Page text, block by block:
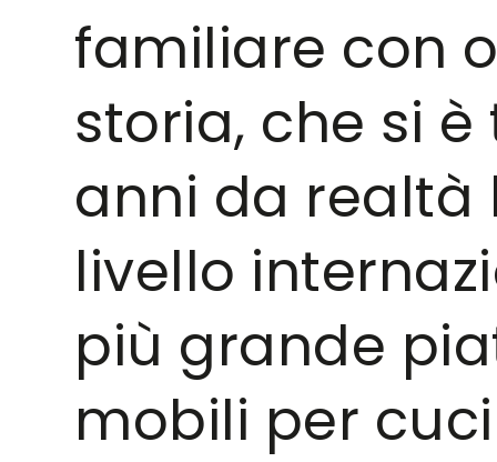
familiare con
storia, che si
anni da
livello
più grande
mobili per